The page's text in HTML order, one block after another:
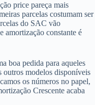
price pareça mais
parcelas costumam ser
do SAC vão
amortização constante é
boa pedida para aqueles
outros modelos disponíveis
os números no papel,
Crescente acaba